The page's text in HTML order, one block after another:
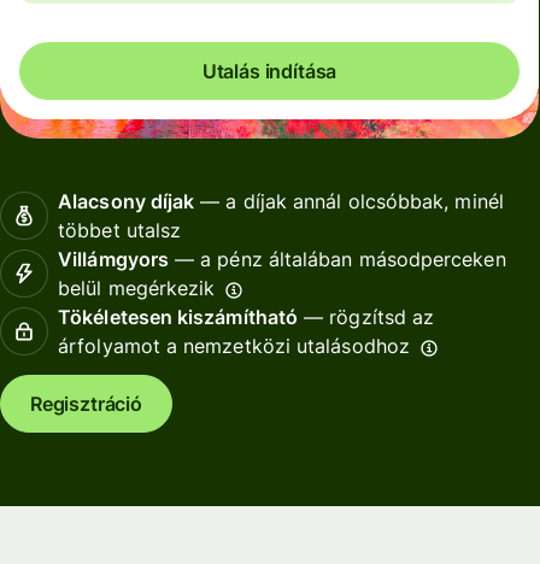
Utalás indítása
Alacsony díjak — a díjak annál olcsóbbak, minél
többet utalsz
Villámgyors — a pénz általában másodperceken
belül megérkezik
Tökéletesen kiszámítható — rögzítsd az
árfolyamot a nemzetközi utalásodhoz
Regisztráció